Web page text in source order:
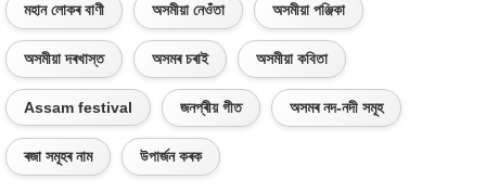
মহান লোকৰ বাণী অসমীয়া নেওঁতা অসমীয়া পঞ্জিকা
অসমীয়া দৰখাস্ত অসমৰ চৰাই অসমীয়া কবিতা
Assam festival জনপ্ৰীয় গীত অসমৰ নদ-নদী সমূহ
ৰজা সমূহৰ নাম উপাৰ্জন কৰক